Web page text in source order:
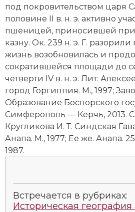
Южная Америка
под покровительством царя
половине II в. н. э. активно
пшеницей, приносившей
казну. Ок. 239 н. э. Г. разорили
жизнь возобновилась и
сократившейся площади до
четверти IV в. н. э. Лит:
город Горгиппия. М., 1997;
Образование Боспорского
Симферополь — Керчь, 2013.
Кругликова И. Т. Синдская
Анапа. М., 1977; Ее же. Анапа.
1987.
Встречается в рубриках:
Историческая